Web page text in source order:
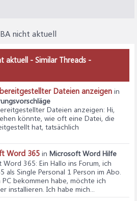
nicht aktuell
aktuell - Similar Threads -
Dateien anzeigen in
Dateien anzeigen: Hi,
könnte, wie oft eine Datei, die
hat, tatsächlich
Word 365 in Microsoft Word Hilfe
Word 365: Ein Hallo ins Forum, ich
Single Personal 1 Person im Abo.
bekommen habe, möchte ich
installieren. Ich habe mich...